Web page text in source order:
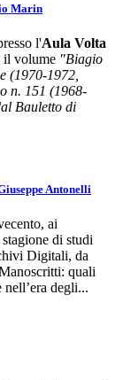
Marin
l'Aula Volta
il volume "Biagio
(1970-1972,
n. 151 (1968-
Bauletto di
Antonelli
ai
di studi
Digitali, da
quali
degli...